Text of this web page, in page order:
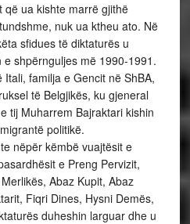
që ua kishte marrë gjithë
nuk ua ktheu ato. Në
sfidues të diktaturës u
shpërnguljes më 1990-1991.
familja e Gencit në ShBA,
të Belgjikës, ku gjeneral
tij Muharrem Bajraktari kishin
politikë.
nëpër këmbë vuajtësit e
e Preng Pervizit,
Abaz Kupit, Abaz
Fiqri Dines, Hysni Demës,
duheshin larguar dhe u